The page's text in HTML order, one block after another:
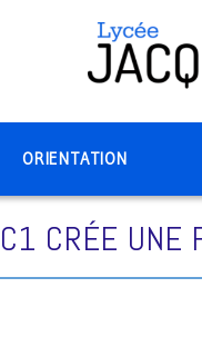
ORIENTATION
CRÉE UNE